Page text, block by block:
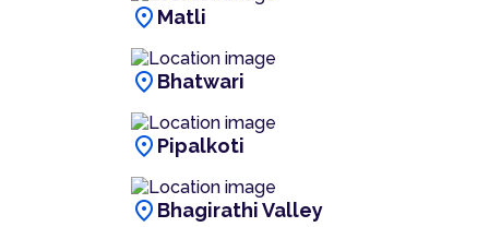
location_on Matli
location_on Bhatwari
location_on Pipalkoti
location_on Bhagirathi Valley